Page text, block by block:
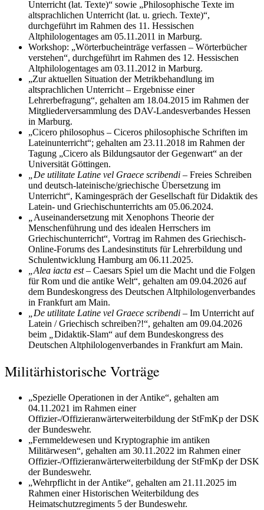
Unterricht (lat. Texte)“ sowie „Philosophische Texte im
altsprachlichen Unterricht (lat. u. griech. Texte)“,
durchgeführt im Rahmen des 11. Hessischen
Altphilologentages am 05.11.2011 in Marburg.
Workshop: „Wörterbucheinträge verfassen – Wörterbücher
verstehen“, durchgeführt im Rahmen des 12. Hessischen
Altphilologentages am 03.11.2012 in Marburg.
„Zur aktuellen Situation der Metrikbehandlung im
altsprachlichen Unterricht – Ergebnisse einer
Lehrerbefragung“, gehalten am 18.04.2015 im Rahmen der
Mitgliederversammlung des DAV-Landesverbandes Hessen
in Marburg.
„Cicero philosophus – Ciceros philosophische Schriften im
Lateinunterricht“; gehalten am 23.11.2018 im Rahmen der
Tagung „Cicero als Bildungsautor der Gegenwart“ an der
Universität Göttingen.
„De utilitate Latine vel Graece scribendi – Freies Schreiben
und deutsch-lateinische/griechische Übersetzung im
Unterricht“, Kamingespräch der Gesellschaft für Didaktik des
Latein- und Griechischunterrichts am 05.06.2024.
Auseinandersetzung mit Xenophons Theorie der
Menschenführung und des idealen Herrschers im
Griechischunterricht“, Vortrag im Rahmen des Griechisch-
Online-Forums des Landesinstituts für Lehrerbildung und
Schulentwicklung Hamburg am 06.11.2025.
„Alea iacta est– Caesars Spiel um die Macht und die Folgen
für Rom und die antike Welt“, gehalten am 09.04.2026 auf
dem Bundeskongress des Deutschen Altphilologenverbandes
in Frankfurt am Main.
„De utilitate Latine vel Graece scribendi – Im Unterricht auf
Latein / Griechisch schreiben?!“, gehalten am 09.04.2026
beim
Didaktik-Slam“ auf dem Bundeskongress des
Deutschen Altphilologenverbandes in Frankfurt am Main.
Militärhistorische Vorträge
„Spezielle Operationen in der Antike“, gehalten am
04.11.2021 im Rahmen einer
Offizier-/Offizieranwärterweiterbildung der StFmKp der DSK
der Bundeswehr.
„Fernmeldewesen und Kryptographie im antiken
Militärwesen“, gehalten am 30.11.2022 im Rahmen einer
Offizier-/Offizieranwärterweiterbildung der StFmKp der DSK
der Bundeswehr.
„Wehrpflicht in der Antike“, gehalten am 21.11.2025 im
Rahmen einer Historischen Weiterbildung des
Heimatschutzregiments 5 der Bundeswehr.